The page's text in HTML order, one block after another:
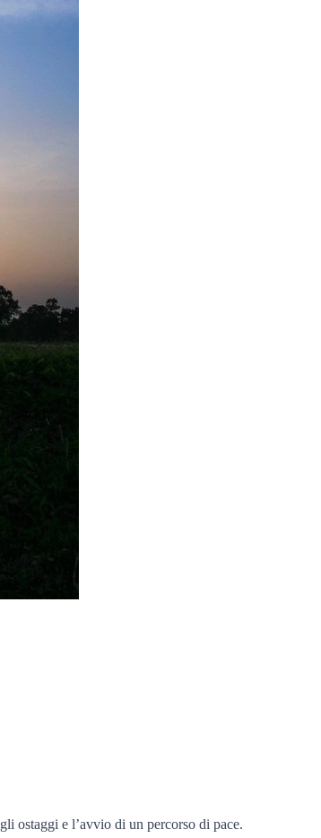
ostaggi e l’avvio di un percorso di pace.